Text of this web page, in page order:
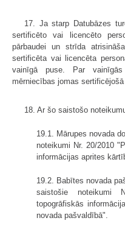
17. Ja starp Datubāzes
sertificēto vai licencēto
pārbaudei un strīda
sertificēta vai licencēta
vainīgā puse. Par
mērniecības jomas sertificējošā
18. Ar šo saistošo
19.1. Mārupes novada
noteikumi Nr. 20/2010
informācijas aprites
19.2. Babītes novada
saistošie noteikumi
topogrāfiskās
novada pašvaldībā".